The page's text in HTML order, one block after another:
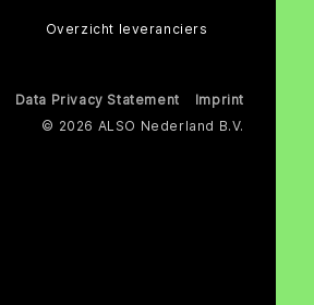
Overzicht leveranciers
Data Privacy Statement
Imprint
© 2026 ALSO Nederland B.V.